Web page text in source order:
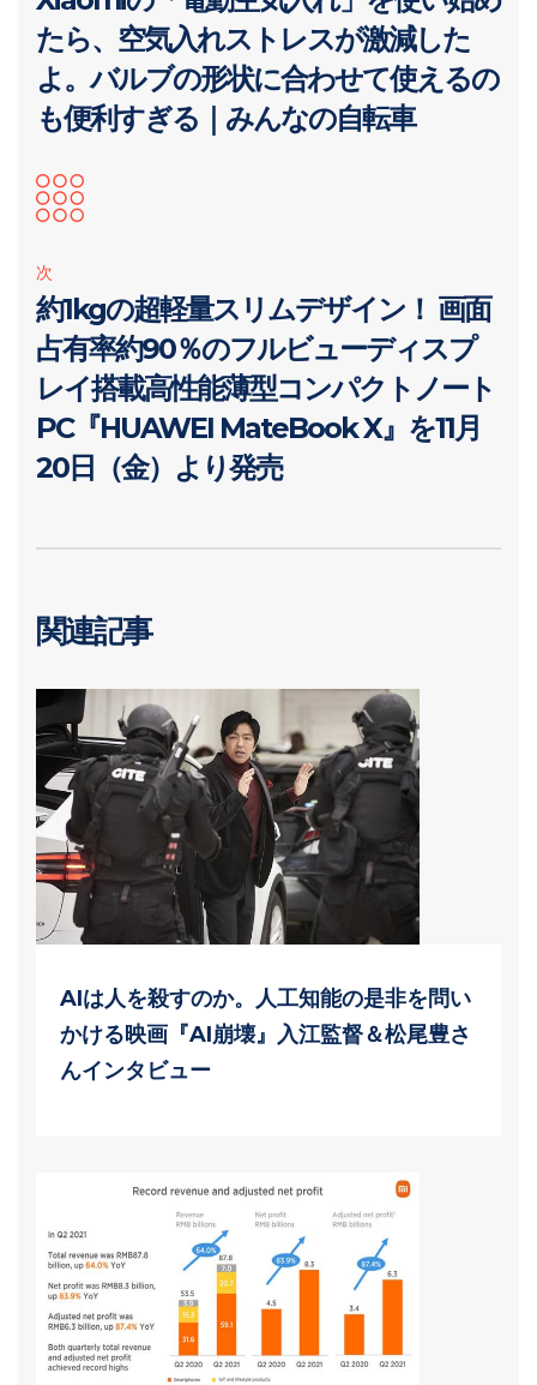
たら、空気入れストレスが激減した
よ。バルブの形状に合わせて使えるの
も便利すぎる｜みんなの自転車
次
約1kgの超軽量スリムデザイン！ 画面
占有率約90％のフルビューディスプ
レイ搭載高性能薄型コンパクトノート
PC『HUAWEI MateBook X』を11月
20日（金）より発売
関連記事
AIは人を殺すのか。人工知能の是非を問い
かける映画『AI崩壊』入江監督＆松尾豊さ
んインタビュー